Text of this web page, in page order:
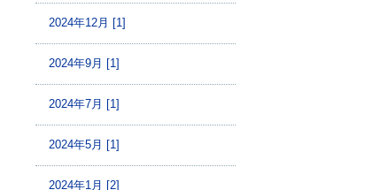
2024年12月 [1]
2024年9月 [1]
2024年7月 [1]
2024年5月 [1]
2024年1月 [2]